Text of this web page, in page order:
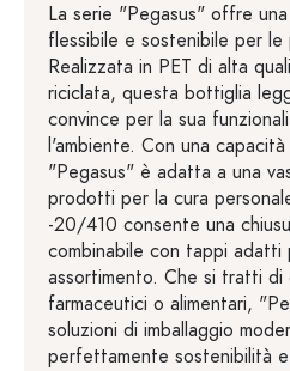
La serie "Pegasus" offre
flessibile e sostenibile per le
Realizzata in PET di alta
riciclata, questa bottiglia
convince per la sua
l'ambiente. Con una
"Pegasus" è adatta a una
prodotti per la cura
-20/410 consente una
combinabile con tappi adatti
assortimento. Che si tratti
farmaceutici o alimentari,
soluzioni di imballaggio
perfettamente sostenibilità